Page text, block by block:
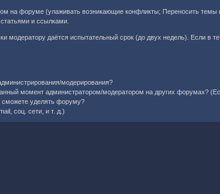
на форуме (улаживать возникающие конфликты; Переносить
и ссылками.
модератору даётся испытательный срок (до двух недель). Если в
модерирования?
момент администратором/модератором на других форумах?
сможете уделять форуму?
соц. сети, и т. д.)